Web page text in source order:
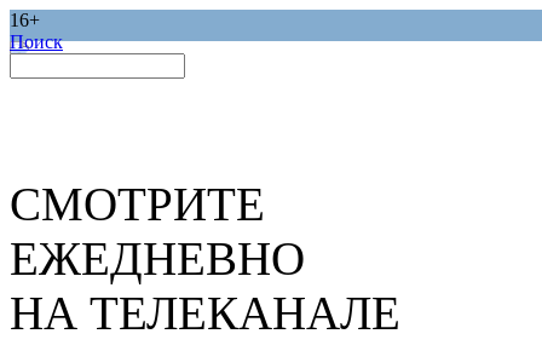
16+
Поиск
СМОТРИТЕ
ЕЖЕДНЕВНО
НА ТЕЛЕКАНАЛЕ